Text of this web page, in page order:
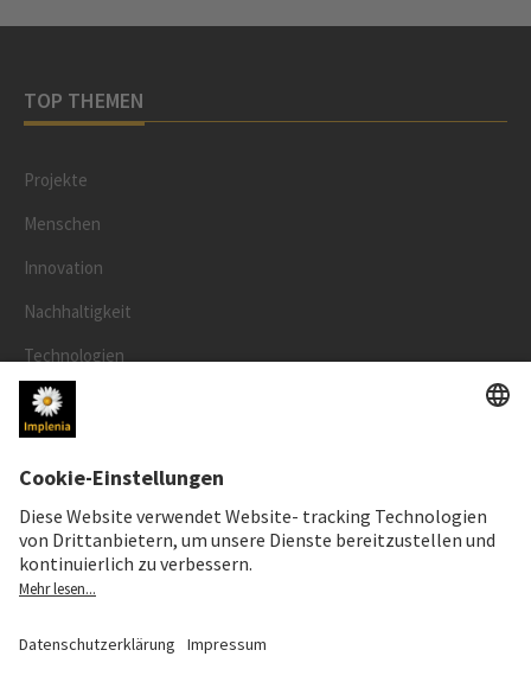
TOP THEMEN
Projekte
Menschen
Innovation
Nachhaltigkeit
Technologien
Sicherheit
RECHTLICHES
Impressum
Datenschutz
Cookie- und Social-Media-Richtlinie